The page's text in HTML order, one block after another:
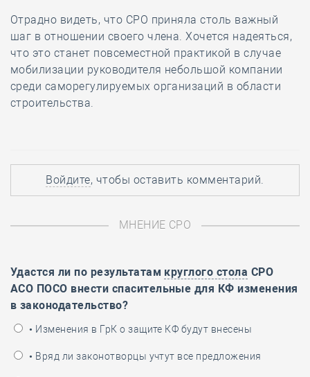
Отрадно видеть, что СРО приняла столь важный
шаг в отношении своего члена. Хочется надеяться,
что это станет повсеместной практикой в случае
мобилизации руководителя небольшой компании
среди саморегулируемых организаций в области
строительства.
Войдите, чтобы оставить комментарий.
МНЕНИЕ СРО
Удастся ли по результатам круглого стола СРО
АСО ПОСО внести спасительные для КФ изменения
в законодательство?
• Изменения в ГрК о защите КФ будут внесены
• Вряд ли законотворцы учтут все предложения